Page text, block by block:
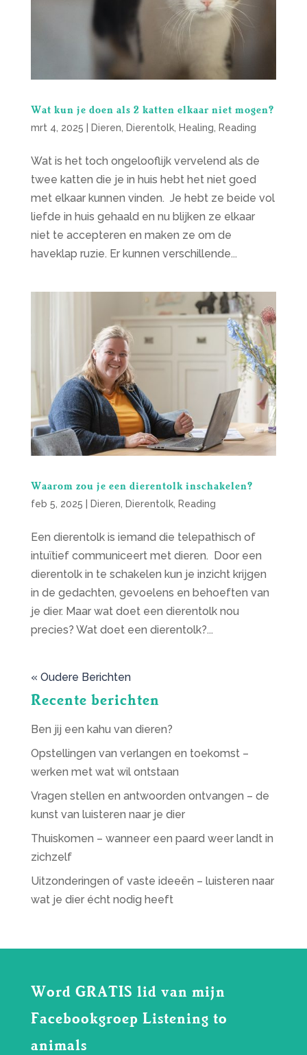
Wat kun je doen als 2 katten elkaar niet mogen?
mrt 4, 2025 Dieren, Dierentolk, Healing, Reading
Wat is het toch ongelooflijk vervelend als de
twee katten die je in huis hebt het niet goed
met elkaar kunnen vinden. Je hebt ze beide vol
liefde in huis gehaald en nu blijken ze elkaar
niet te accepteren en maken ze om de
haveklap ruzie. Er kunnen verschillende...
Waarom zou je een dierentolk inschakelen?
feb 5, 2025 Dieren Dierentolk, Reading
Een dierentolk is iemand die telepathisch of
intuïtief communiceert met dieren. Door een
dierentolk in te schakelen kun je inzicht krijgen
in de gedachten, gevoelens en behoeften van
je dier. Maar wat doet een dierentolk nou
precies? Wat doet een dierentolk?...
« Oudere Berichten
Recente berichten
Ben jij een kahu van dieren?
Opstellingen van verlangen en toekomst –
werken met wat wil ontstaan
Vragen stellen en antwoorden ontvangen – de
kunst van luisteren naar je dier
Thuiskomen – wanneer een paard weer landt in
zichzelf
Uitzonderingen of vaste ideeën – luisteren naar
wat je dier écht nodig heeft
Word GRATIS lid van mijn
Facebookgroep Listening to
animals